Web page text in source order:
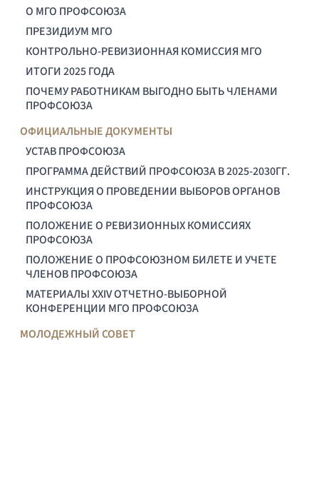
О МГО ПРОФСОЮЗА
ПРЕЗИДИУМ МГО
КОНТРОЛЬНО-РЕВИЗИОННАЯ КОМИССИЯ МГО
ИТОГИ 2025 ГОДА
ПОЧЕМУ РАБОТНИКАМ ВЫГОДНО БЫТЬ ЧЛЕНАМИ
ПРОФСОЮЗА
ОФИЦИАЛЬНЫЕ ДОКУМЕНТЫ
УСТАВ ПРОФСОЮЗА
ПРОГРАММА ДЕЙСТВИЙ ПРОФСОЮЗА В 2025-2030ГГ.
ИНСТРУКЦИЯ О ПРОВЕДЕНИИ ВЫБОРОВ ОРГАНОВ
ПРОФСОЮЗА
ПОЛОЖЕНИЕ О РЕВИЗИОННЫХ КОМИССИЯХ
ПРОФСОЮЗА
ПОЛОЖЕНИЕ О ПРОФСОЮЗНОМ БИЛЕТЕ И УЧЕТЕ
ЧЛЕНОВ ПРОФСОЮЗА
МАТЕРИАЛЫ XXIV ОТЧЕТНО-ВЫБОРНОЙ
КОНФЕРЕНЦИИ МГО ПРОФСОЮЗА
МОЛОДЕЖНЫЙ СОВЕТ